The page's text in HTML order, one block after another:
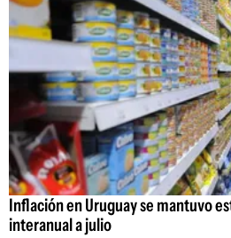
Inflación en Uruguay se mantuvo
interanual a julio